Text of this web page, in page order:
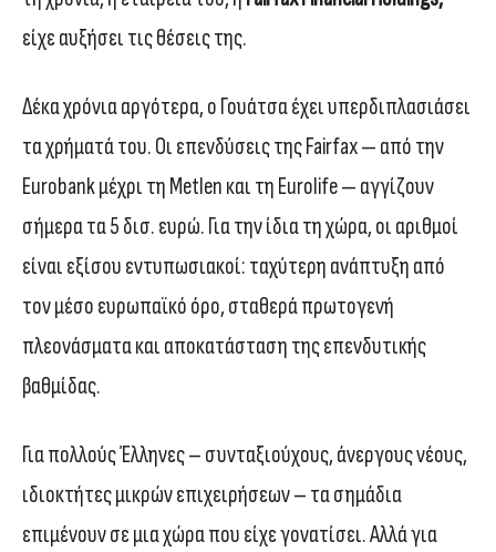
είχε αυξήσει τις θέσεις της.
Δέκα χρόνια αργότερα, ο Γουάτσα έχει υπερδιπλασιάσει
τα χρήματά του. Οι επενδύσεις της Fairfax — από την
Eurobank μέχρι τη Metlen και τη Eurolife — αγγίζουν
σήμερα τα 5 δισ. ευρώ. Για την ίδια τη χώρα, οι αριθμοί
είναι εξίσου εντυπωσιακοί: ταχύτερη ανάπτυξη από
τον μέσο ευρωπαϊκό όρο, σταθερά πρωτογενή
πλεονάσματα και αποκατάσταση της επενδυτικής
βαθμίδας.
Για πολλούς Έλληνες – συνταξιούχους, άνεργους νέους,
ιδιοκτήτες μικρών επιχειρήσεων – τα σημάδια
επιμένουν σε μια χώρα που είχε γονατίσει. Αλλά για